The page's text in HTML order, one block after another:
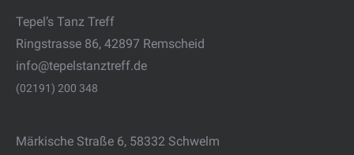
Tepel’s Tanz Treff
Ringstrasse 86, 42897 Remscheid
info@tepelstanztreff.de
(02191) 200 348
Märkische Straße 6, 58332 Schwelm